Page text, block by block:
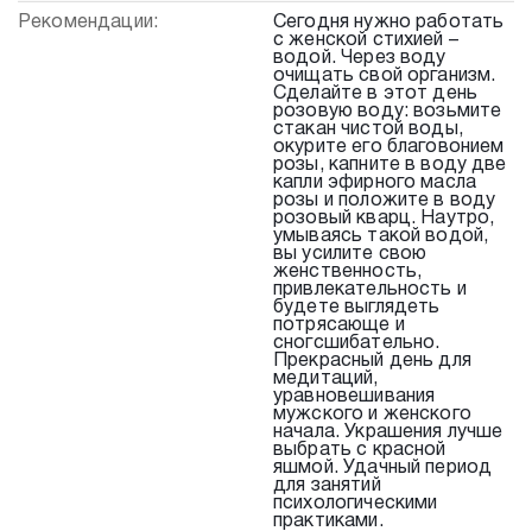
Рекомендации:
Сегодня нужно работать
с женской стихией –
водой. Через воду
очищать свой организм.
Сделайте в этот день
розовую воду: возьмите
стакан чистой воды,
окурите его благовонием
розы, капните в воду две
капли эфирного масла
розы и положите в воду
розовый кварц. Наутро,
умываясь такой водой,
вы усилите свою
женственность,
привлекательность и
будете выглядеть
потрясающе и
сногсшибательно.
Прекрасный день для
медитаций,
уравновешивания
мужского и женского
начала. Украшения лучше
выбрать с красной
яшмой. Удачный период
для занятий
психологическими
практиками.